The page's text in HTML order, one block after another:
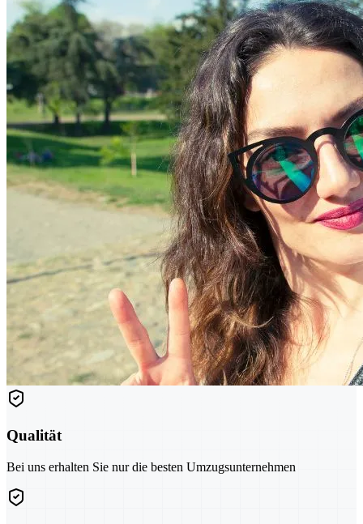
Qualität
Bei uns erhalten Sie nur die besten Umzugsunternehmen